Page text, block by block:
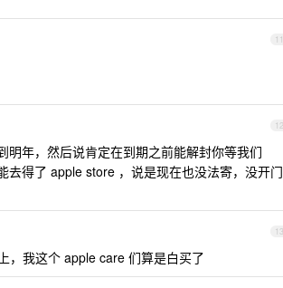
11
12
年，然后说肯定在到期之前能解封你等我们
得了 apple store ，说是现在也没法寄，没开门
13
，我这个 apple care 们算是白买了